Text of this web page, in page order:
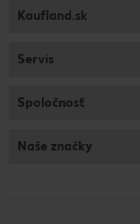
Kaufland.sk
Servis
Spoločnosť
Naše značky